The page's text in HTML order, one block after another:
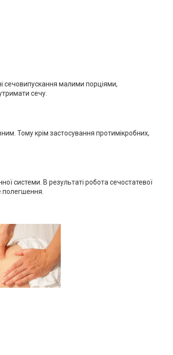
сечовипускання малими порціями,
сечу.
Тому крім застосування протимікробних,
системи. В результаті робота сечостатевої
полегшення.